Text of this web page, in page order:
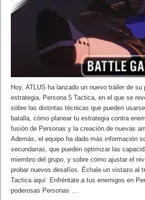
Hoy, ATLUS ha lanzado un nuevo tráiler de su
estrategia, Persona 5 Tactica, en el que se
sobre las distintas técnicas que pueden
batalla, cómo planear tu estrategia contra
fusión de Personas y la creación de nuevas
Además, el equipo ha dado más información
secundarias, que pueden optimizar las
miembro del grupo, y sobre cómo ajustar el
probar nuevos desafíos. Échale un vistazo al
Tactica aquí: Enfréntate a tus enemigos en
poderosas Personas …